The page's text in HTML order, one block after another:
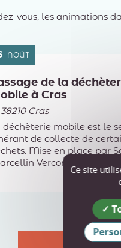
vous, les animations
AOÛT
de la
à Cras
38210 Cras
déchèterie mobile est le
de collecte de
Mise en place par
Vercors Isère
va à la rencontre des
communes les plus
déchèteries
Ce site